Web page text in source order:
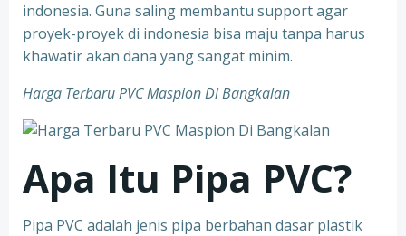
indonesia. Guna saling membantu support agar
proyek-proyek di indonesia bisa maju tanpa harus
khawatir akan dana yang sangat minim.
Harga Terbaru PVC Maspion Di Bangkalan
Apa Itu Pipa PVC?
Pipa PVC adalah jenis pipa berbahan dasar plastik